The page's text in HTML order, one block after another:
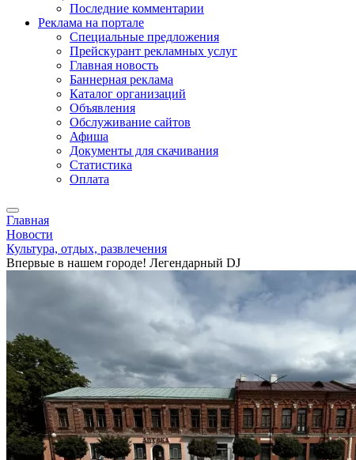
Последние комментарии
Реклама на портале
Специальные предложения
Прейскурант рекламных услуг
Главная новость
Баннерная реклама
Каталог организаций
Объявления
Обслуживание сайтов
Афиша
Документы для скачивания
Статистика
Оплата
Главная
Новости
Культура, отдых, развлечения
Впервые в нашем городе! Легендарный DJ